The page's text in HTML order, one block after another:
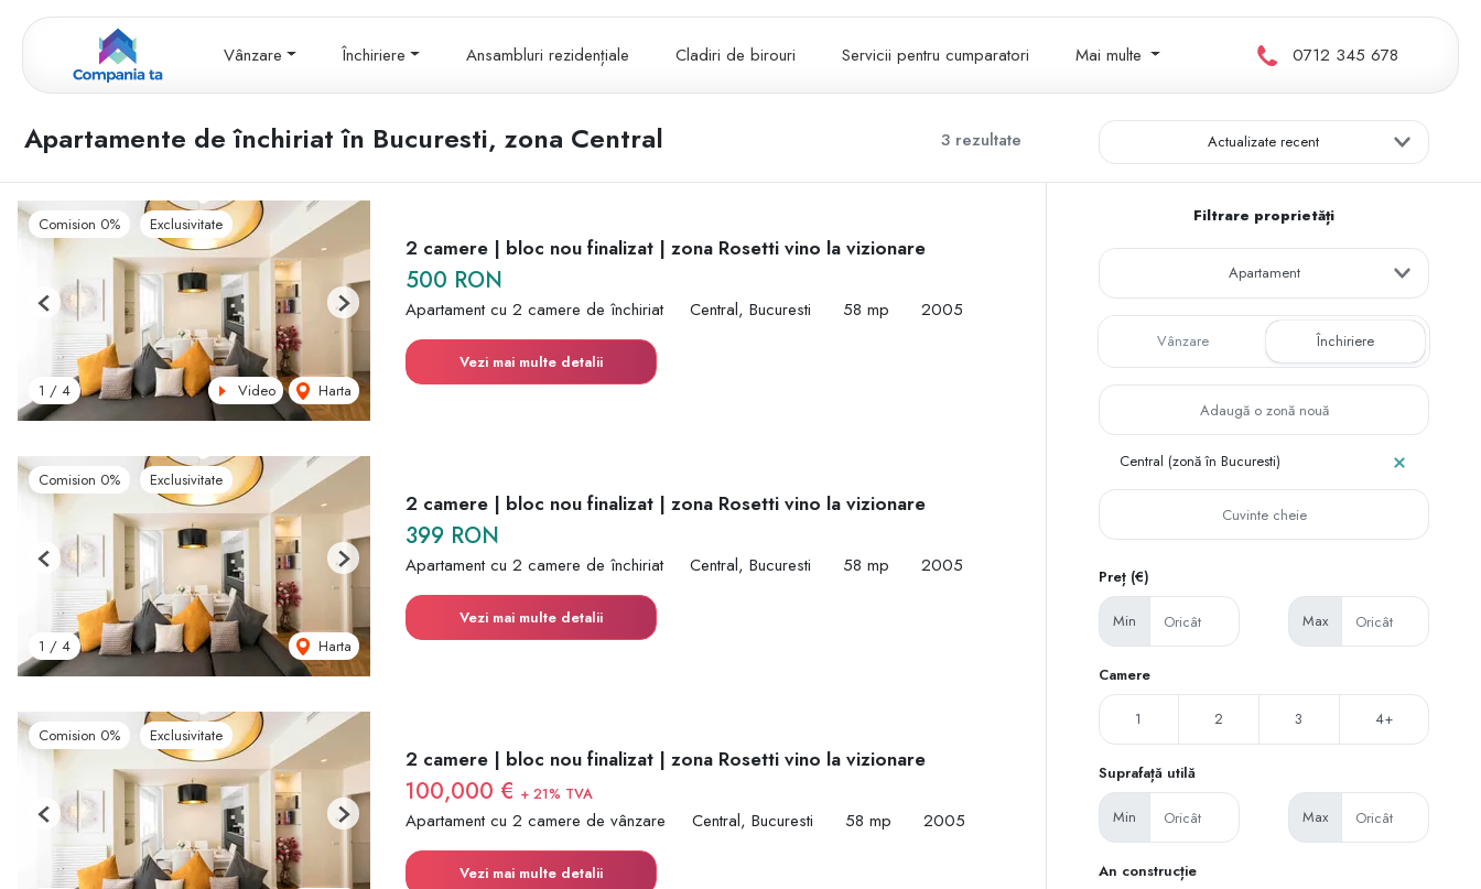
Vânzare Închiriere Ansambluri rezidențiale Cladiri de birouri Servicii pentru cumparatori Mai multe 0712 345 678
3 rezultate
Apartamente de închiriat în Bucuresti, zona Central Actualizate recent
Comision 0% Exclusivitate
1 / 4 Video Harta
Previous Next
2 camere | bloc nou finalizat | zona Rosetti vino la vizionare
500 RON
Apartament cu 2 camere de închiriat Central, Bucuresti 58 mp 2005
Vezi mai multe detalii
Comision 0% Exclusivitate
1 / 4 Harta
Previous Next
2 camere | bloc nou finalizat | zona Rosetti vino la vizionare
399 RON
Apartament cu 2 camere de închiriat Central, Bucuresti 58 mp 2005
Vezi mai multe detalii
Comision 0% Exclusivitate
Previous Next
2 camere | bloc nou finalizat | zona Rosetti vino la vizionare
100,000 € + 21% TVA
Apartament cu 2 camere de vânzare Central, Bucuresti 58 mp 2005
Vezi mai multe detalii
Filtrare proprietăți
Apartament
Vânzare Închiriere
Central (zonă în Bucuresti)
Preț (€)
Min Max
Camere
1 2 3 4+
Suprafață utilă
Min Max
An construcție